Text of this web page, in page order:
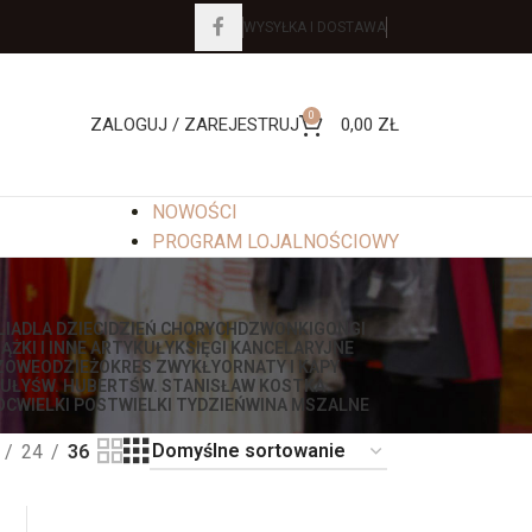
WYSYŁKA I DOSTAWA
ZALOGUJ / ZAREJESTRUJ 0 0,00 ZŁ
NOWOŚCI
PROGRAM LOJALNOŚCIOWY
DLA DZIECI DZIEŃ CHORYCH DZWONKI GONGI
I INNE ARTYKUŁYKSIĘGI KANCELARYJNE
ODZIEŻOKRES ZWYKŁYORNATY I KAPY
ŚW. HUBERTŚW. STANISŁAW KOSTKA
WIELKI POSTWIELKI TYDZIEŃWINA MSZALNE
24 36